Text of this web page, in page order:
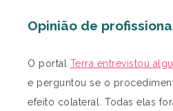
Opinião de
O portal Terra entrevistou
e perguntou se o
efeito colateral. Todas elas